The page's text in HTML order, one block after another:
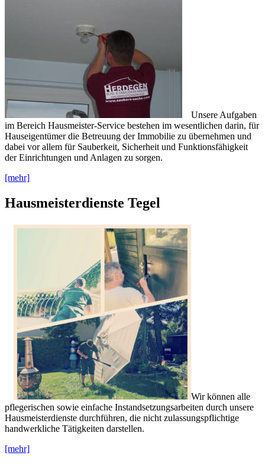
Unsere Aufgaben
im Bereich Hausmeister-Service bestehen im wesentlichen darin, für
Hauseigentümer die Betreuung der Immobilie zu übernehmen und
dabei vor allem für Sauberkeit, Sicherheit und Funktionsfähigkeit
der Einrichtungen und Anlagen zu sorgen.
[mehr]
Hausmeisterdienste Tegel
Wir können alle
pflegerischen sowie einfache Instandsetzungsarbeiten durch unsere
Hausmeisterdienste durchführen, die nicht zulassungspflichtige
handwerkliche Tätigkeiten darstellen.
[mehr]